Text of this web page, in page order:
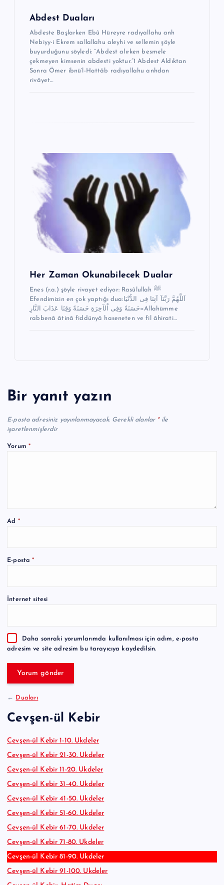
Abdest Duaları
Abdeste Başlarken Ebû Hüreyre radıyallahu anh
Nebiyy-i Ekrem sallallahu aleyhi ve sellemin şöyle
buyurduğunu söyledi: “Abdest alırken besmele
çekmeyen kimsenin abdesti yoktur.”1 Abdest Aldıktan
Sonra Ömer ibnü’l-Hattâb radıyallahu anhdan
rivâyet…
Her Zaman Okunabilecek Dualar
Enes (r.a.) şöyle rivayet ediyor: Rasûlullah ﷺ
Efendimizin en çok yaptığı dua:اَللَّهُمَّ رَبَّنَآ آتِنَا فِى الدُّنْيَا
حَسَنَةً وَفِى اْلآخِرَةِ حَسَنَةً وَقِنَا عَذَابَ النَّارِ«Allahümme
rabbenâ âtinâ fiddünyâ haseneten ve fil âhirati…
Bir yanıt yazın
E-posta adresiniz yayınlanmayacak. Gerekli alanlar *ile
işaretlenmişlerdir
Yorum *
Ad *
E-posta*
İnternet sitesi
Daha sonraki yorumlarımda kullanılması için adım, e-posta
adresim ve site adresim bu tarayıcıya kaydedilsin.
A
e
a
t
← Duaları
Cevşen-ül Kebir
Cevşen-ül Kebir 1-10. Ukdeler
Cevşen-ül Kebir 21-30. Ukdeler
Cevşen-ül Kebir 11-20. Ukdeler
Cevşen-ül Kebir 31-40. Ukdeler
Cevşen-ül Kebir 41-50. Ukdeler
Cevşen-ül Kebir 51-60. Ukdeler
Cevşen-ül Kebir 61-70. Ukdeler
Cevşen-ül Kebir 71-80. Ukdeler
Cevşen-ül Kebir 81-90. Ukdeler
Cevşen-ül Kebir 91-100. Ukdeler